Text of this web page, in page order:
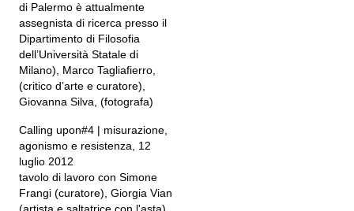
di Palermo è attualmente
assegnista di ricerca presso il
Dipartimento di Filosofia
dell’Università Statale di
Milano), Marco Tagliafierro,
(critico d’arte e curatore),
Giovanna Silva, (fotografa)
Calling upon#4 | misurazione,
agonismo e resistenza, 12
luglio 2012
tavolo di lavoro con Simone
Frangi (curatore), Giorgia Vian